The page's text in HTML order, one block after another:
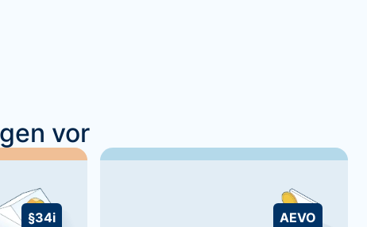
vor
§34i AEVO